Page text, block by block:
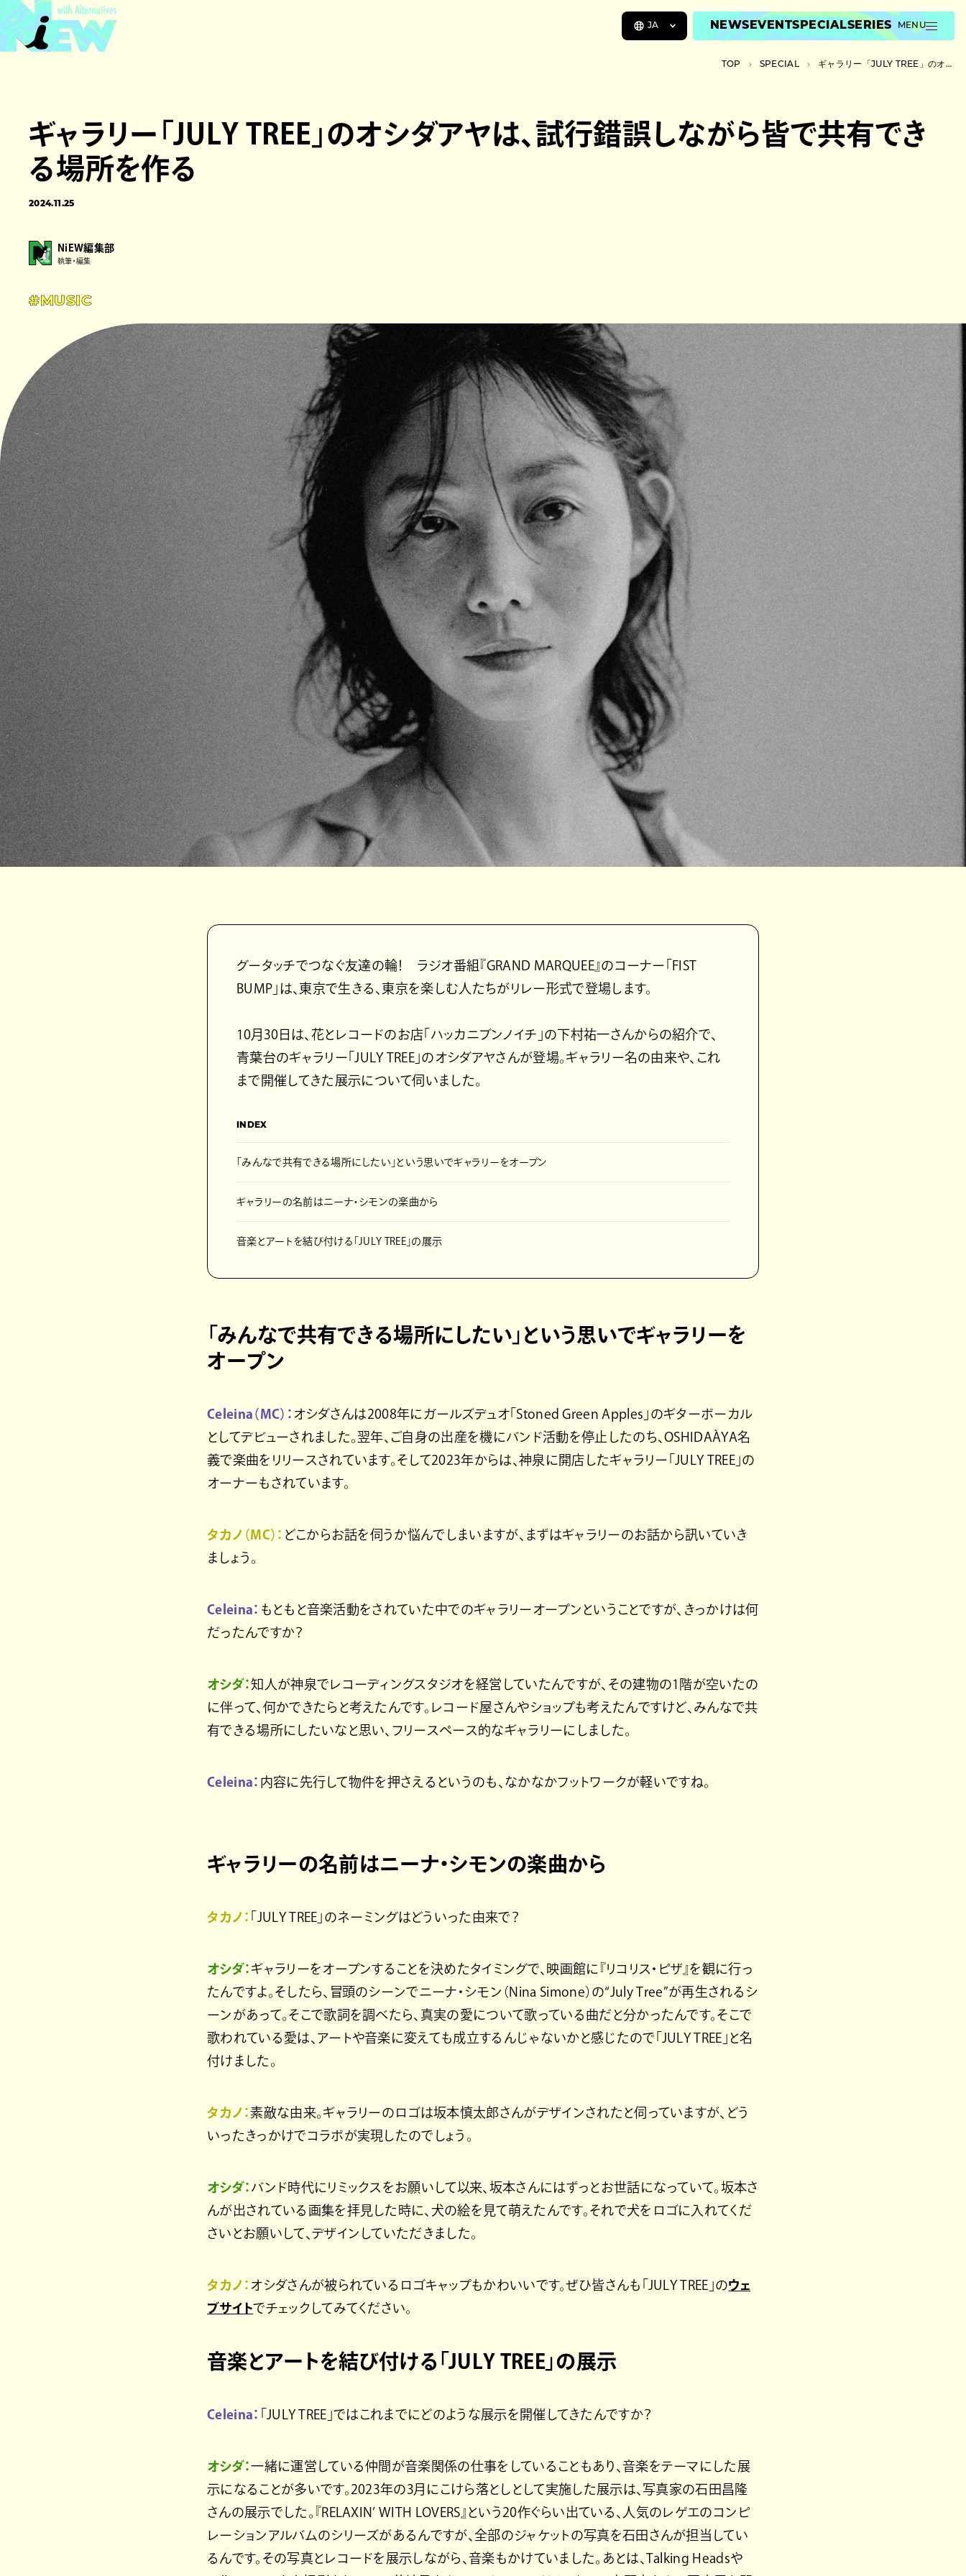
JA NEWSEVENTSPECIALSERIES MENU
TOP SPECIAL ギャラリー「JULY TREE」のオシダアヤは、試行錯誤しながら皆で共有できる場所を作る
ギャラリー「JULY TREE」のオシダアヤは、試行錯誤しながら皆で共有でき
る場所を作る
2024.11.25
NiEW編集部
執筆・編集
#MUSIC
グータッチでつなぐ友達の輪！ ラジオ番組『GRAND MARQUEE』のコーナー「FIST
BUMP」は、東京で生きる、東京を楽しむ人たちがリレー形式で登場します。
10月30日は、花とレコードのお店「ハッカニブンノイチ」の下村祐一さんからの紹介で、
青葉台のギャラリー「JULY TREE」のオシダアヤさんが登場。ギャラリー名の由来や、これ
まで開催してきた展示について伺いました。
INDEX
「みんなで共有できる場所にしたい」という思いでギャラリーをオープン
ギャラリーの名前はニーナ・シモンの楽曲から
音楽とアートを結び付ける「JULY TREE」の展示
「みんなで共有できる場所にしたい」という思いでギャラリーを
オープン
Celeina（MC）： オシダさんは2008年にガールズデュオ「Stoned Green Apples」のギターボーカル
としてデビューされました。翌年、ご自身の出産を機にバンド活動を停止したのち、OSHIDAÀYA名
義で楽曲をリリースされています。そして2023年からは、神泉に開店したギャラリー「JULY TREE」の
オーナーもされています。
タカノ（MC）： どこからお話を伺うか悩んでしまいますが、まずはギャラリーのお話から訊いていき
ましょう。
Celeina： もともと音楽活動をされていた中でのギャラリーオープンということですが、きっかけは何
だったんですか？
オシダ：知人が神泉でレコーディングスタジオを経営していたんですが、その建物の1階が空いたの
に伴って、何かできたらと考えたんです。レコード屋さんやショップも考えたんですけど、みんなで共
有できる場所にしたいなと思い、フリースペース的なギャラリーにしました。
Celeina： 内容に先行して物件を押さえるというのも、なかなかフットワークが軽いですね。
ギャラリーの名前はニーナ・シモンの楽曲から
タカノ： 「JULY TREE」のネーミングはどういった由来で？
オシダ： ギャラリーをオープンすることを決めたタイミングで、映画館に『リコリス・ピザ』を観に行っ
たんですよ。そしたら、冒頭のシーンでニーナ・シモン（Nina Simone）の“July Tree”が再生されるシ
ーンがあって。そこで歌詞を調べたら、真実の愛について歌っている曲だと分かったんです。そこで
歌われている愛は、アートや音楽に変えても成立するんじゃないかと感じたので「JULY TREE」と名
付けました。
タカノ：素敵な由来。ギャラリーのロゴは坂本慎太郎さんがデザインされたと伺っていますが、どう
いったきっかけでコラボが実現したのでしょう。
オシダ： バンド時代にリミックスをお願いして以来、坂本さんにはずっとお世話になっていて。坂本さ
んが出されている画集を拝見した時に、犬の絵を見て萌えたんです。それで犬をロゴに入れてくだ
さいとお願いして、デザインしていただきました。
タカノ： オシダさんが被られているロゴキャップもかわいいです。ぜひ皆さんも「JULY TREE」のウェ
ブサイトでチェックしてみてください。
音楽とアートを結び付ける「JULY TREE」の展示
Celeina： 「JULY TREE」ではこれまでにどのような展示を開催してきたんですか？
オシダ：一緒に運営している仲間が音楽関係の仕事をしていることもあり、音楽をテーマにした展
示になることが多いです。2023年の3月にこけら落としとして実施した展示は、写真家の石田昌隆
さんの展示でした。『RELAXIN’ WITH LOVERS』という20作ぐらい出ている、人気のレゲエのコンピ
レーションアルバムのシリーズがあるんですが、全部のジャケットの写真を石田さんが担当してい
るんです。その写真とレコードを展示しながら、音楽もかけていました。あとは、Talking Headsや